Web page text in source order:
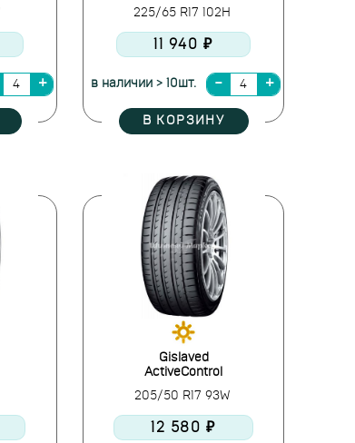
225/65 R17 102H
11 940 ₽
в наличии > 10шт.
В КОРЗИНУ
Gislaved
ActiveControl
205/50 R17 93W
12 580 ₽